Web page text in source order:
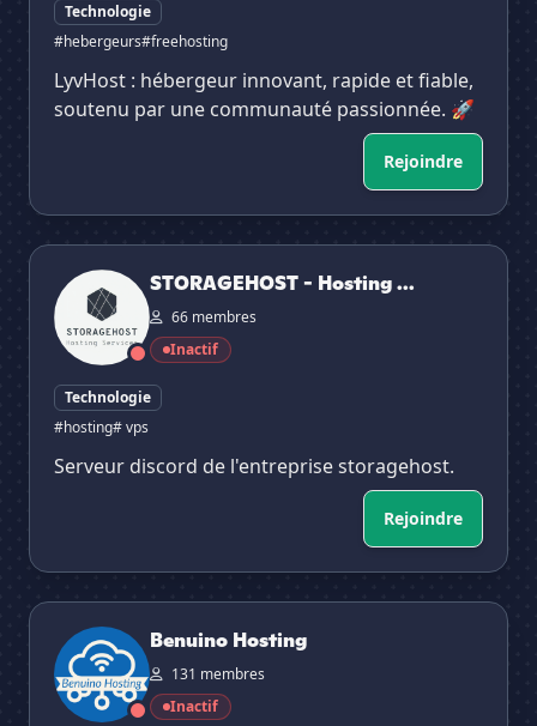
Technologie
#hebergeurs#freehosting
LyvHost : hébergeur innovant, rapide et fiable,
soutenu par une communauté passionnée. 🚀
Rejoindre
STORAGEHOST - Hosting Services
STORAGEHOST - Hosting ...
66 membres
Inactif
Technologie
#hosting# vps
Serveur discord de l'entreprise storagehost.
Rejoindre
Benuino Hosting
Benuino Hosting
131 membres
Inactif